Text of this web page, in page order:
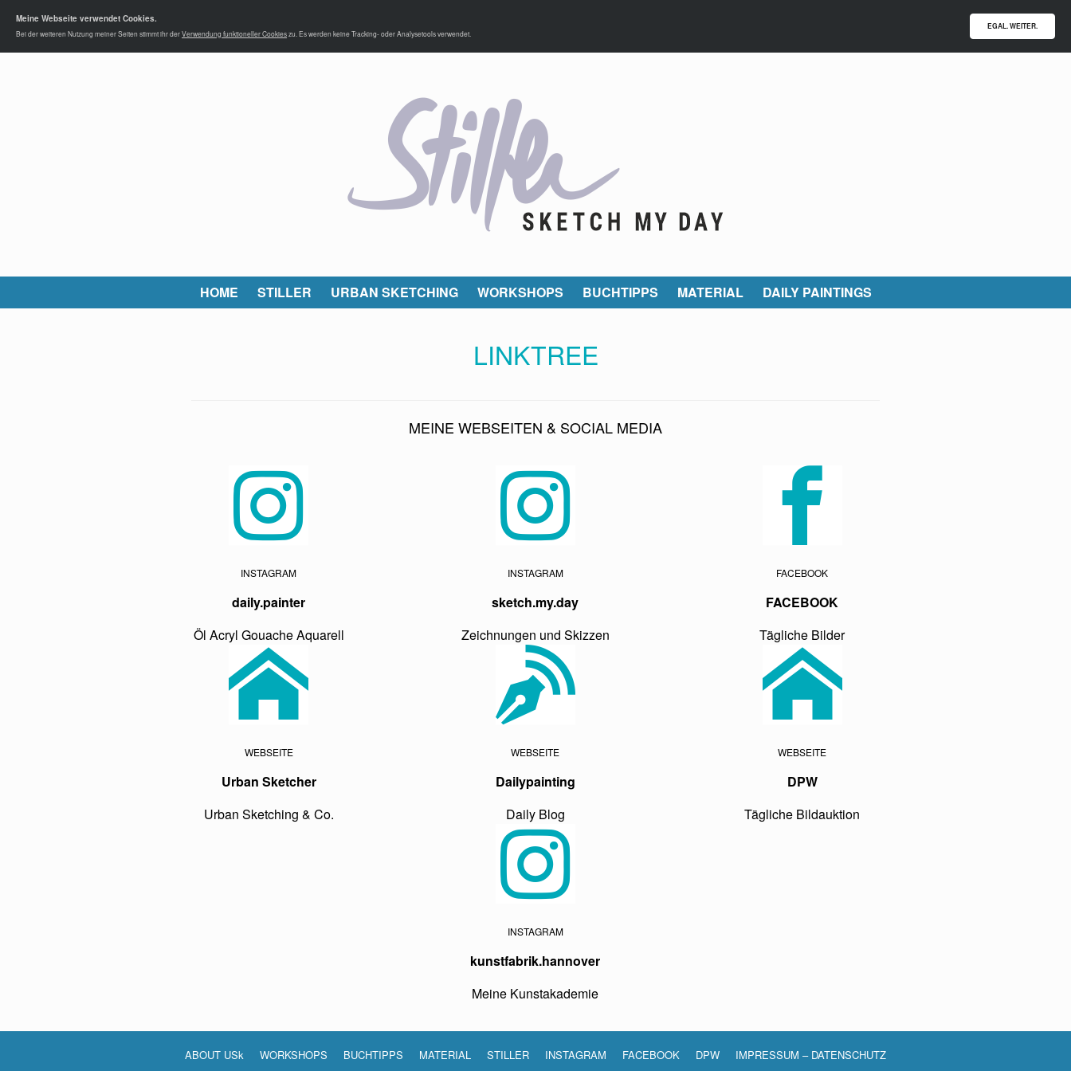
HOME STILLER URBAN SKETCHING WORKSHOPS BUCHTIPPS MATERIAL DAILY PAINTINGS
LINKTREE
MEINE WEBSEITEN & SOCIAL MEDIA
INSTAGRAM
daily.painter
Öl Acryl Gouache Aquarell
INSTAGRAM
sketch.my.day
Zeichnungen und Skizzen
FACEBOOK
FACEBOOK
Tägliche Bilder
WEBSEITE
Urban Sketcher
Urban Sketching & Co.
WEBSEITE
Dailypainting
Daily Blog
WEBSEITE
DPW
Tägliche Bildauktion
INSTAGRAM
kunstfabrik.hannover
Meine Kunstakademie
ABOUT USk WORKSHOPS BUCHTIPPS MATERIAL STILLER INSTAGRAM FACEBOOK DPW IMPRESSUM – DATENSCHUTZ
Meine Webseite verwendet Cookies.
Bei der weiteren Nutzung meiner Seiten stimmt ihr derVerwendung funktioneller Cookieszu. Es werden keine Tracking- oder Analysetools verwendet.
EGAL. WEITER.